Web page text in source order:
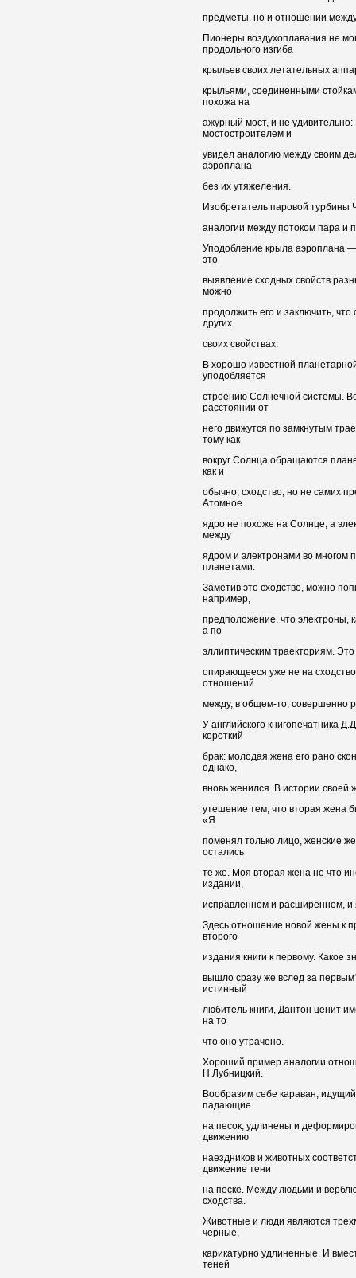
предметы, но и отношении
Пионеры воздухоплавания не
продольного изгиба
крыльев своих летательных
крыльями, соединенными
похожа на
ажурный мост, и не
мостостроителем и
увидел аналогию между своим
аэроплана
без их утяжеления.
Изобретатель паровой турбины
аналогии между потоком пара и
Уподобление крыла аэроплана
это
выявление сходных свойств
можно
продолжить его и заключить,
других
своих свойствах.
В хорошо известной
уподобляется
строению Солнечной системы.
расстоянии от
него движутся по замкнутым
тому как
вокруг Солнца обращаются
как и
обычно, сходство, но не самих
Атомное
ядро не похоже на Солнце, а
между
ядром и электронами во
планетами.
Заметив это сходство, можно
например,
предположение, что электроны,
а по
эллиптическим траекториям.
опирающееся уже не на
отношений
между, в общем-то, совершенно
У английского книгопечатника
короткий
брак: молодая жена его рано
однако,
вновь женился. В истории своей
утешение тем, что вторая жена
«Я
поменял только лицо, женские
остались
те же. Моя вторая жена не что
издании,
исправленном и расширенном, и
Здесь отношение новой жены к
второго
издания книги к первому. Какое
вышло сразу же вслед за
истинный
любитель книги, Дантон ценит
на то
что оно утрачено.
Хороший пример аналогии
Н.Лубницкий.
Вообразим себе караван,
падающие
на песок, удлинены и
движению
наездников и животных
движение тени
на песке. Между людьми и
сходства.
Животные и люди являются
черные,
карикатурно удлиненные. И
теней